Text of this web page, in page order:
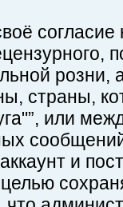
страны,
или
и